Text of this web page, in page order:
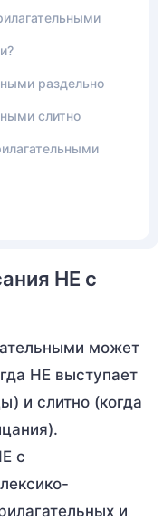
раздельно
слитно
НЕ с
может
НЕ выступает
и слитно (когда
с
и